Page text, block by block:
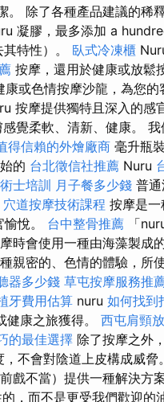
。 除了各種產品建議的稀
凝膠，最多添加 a
特性）。 臥式冷凍櫃
按摩，還用於健康或放鬆
康或色情按摩沙龍，為您的
按摩提供獨特且深入的感
覺柔軟、清新、健康。 我
得信賴的外燴廠商 毫升瓶
的 台北徵信社推薦 Nuru
士培訓 月子餐多少錢 普
穴道按摩技術課程 按摩是
悅。 台中整骨推薦
「
時會使用一種由海藻製成
親密的、色情的體驗，所
器多少錢 草屯按摩服務推
牙費用估算 nuru 如何找到
健康之旅獲得。 西屯肩頸
的最佳選擇 除了按摩之外
不會對陰道上皮構成威脅
戲不當）提供一種解決方
，而不是更受我們歡迎的